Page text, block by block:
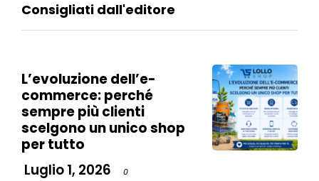
Consigliati dall'editore
L’evoluzione dell’e-
commerce: perché
sempre più clienti
scelgono un unico shop
per tutto
Luglio 1, 2026
0